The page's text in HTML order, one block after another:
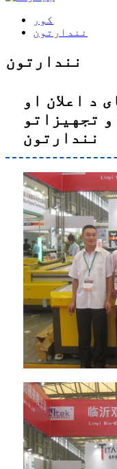
کور
نندارتون
نندارتون
د اعلان او
تجهیزاتو
نندارتون